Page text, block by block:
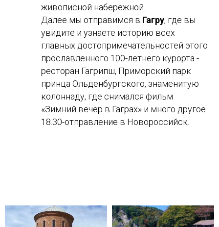
живописной набережной.
Далее мы отправимся в Гагру, где вы
увидите и узнаете историю всех
главных достопримечательностей этого
прославленного 100-летнего курорта -
ресторан Гагрипш, Приморский парк
принца Ольденбургского, знаменитую
колоннаду, где снимался фильм
«Зимний вечер в Гаграх» и много другое.
18.30-отправление в Новороссийск.